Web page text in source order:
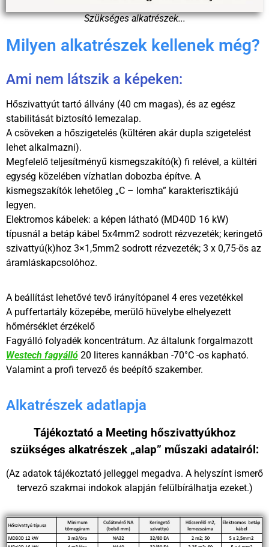
Szükséges alkatrészek...
Milyen alkatrészek kellenek még?
Ami nem látszik a képeken:
Hőszivattyút tartó állvány (40 cm magas), és az egész
stabilitását biztosító lemezalap.
A csöveken a hőszigetelés (kültéren akár dupla szigetelést
lehet alkalmazni).
Megfelelő teljesítményű kismegszakító(k) fi relével, a kültéri
egység közelében vízhatlan dobozba építve. A
kismegszakítók lehetőleg „C – lomha” karakterisztikájú
legyen.
Elektromos kábelek: a képen látható (MD40D 16 kW)
típusnál a betáp kábel 5x4mm2 sodrott rézvezeték; keringető
szivattyú(k)hoz 3×1,5mm2 sodrott rézvezeték; 3 x 0,75-ös az
áramláskapcsolóhoz.
A beállítást lehetővé tevő irányítópanel 4 eres vezetékkel
A puffertartály közepébe, merülő hüvelybe elhelyezett
hőmérséklet érzékelő
Fagyálló folyadék koncentrátum. Az általunk forgalmazott
Westech fagyálló 20 literes kannákban -70°C -os kapható.
Valamint a profi tervező és beépítő szakember.
Alkatrészek adatlapja
Tájékoztató a Meeting hőszivattyúkhoz
szükséges alkatrészek „alap” műszaki adatairól:
(Az adatok tájékoztató jelleggel megadva. A helyszínt ismerő
tervező szakmai indokok alapján felülbírálhatja ezeket.)